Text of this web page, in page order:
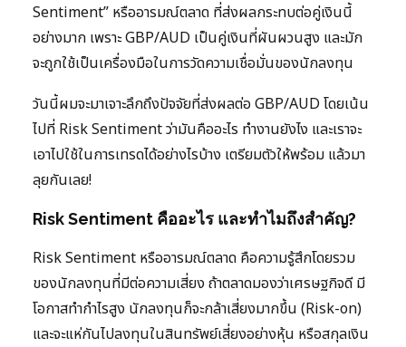
Sentiment” หรืออารมณ์ตลาด ที่ส่งผลกระทบต่อคู่เงินนี้
อย่างมาก เพราะ GBP/AUD เป็นคู่เงินที่ผันผวนสูง และมัก
จะถูกใช้เป็นเครื่องมือในการวัดความเชื่อมั่นของนักลงทุน
วันนี้ผมจะมาเจาะลึกถึงปัจจัยที่ส่งผลต่อ GBP/AUD โดยเน้น
ไปที่ Risk Sentiment ว่ามันคืออะไร ทำงานยังไง และเราจะ
เอาไปใช้ในการเทรดได้อย่างไรบ้าง เตรียมตัวให้พร้อม แล้วมา
ลุยกันเลย!
Risk Sentiment คืออะไร และทำไมถึงสำคัญ?
Risk Sentiment หรืออารมณ์ตลาด คือความรู้สึกโดยรวม
ของนักลงทุนที่มีต่อความเสี่ยง ถ้าตลาดมองว่าเศรษฐกิจดี มี
โอกาสทำกำไรสูง นักลงทุนก็จะกล้าเสี่ยงมากขึ้น (Risk-on)
และจะแห่กันไปลงทุนในสินทรัพย์เสี่ยงอย่างหุ้น หรือสกุลเงิน